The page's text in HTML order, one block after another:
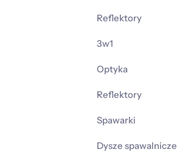
Reflektory
3w1
Optyka
Reflektory
Spawarki
Dysze spawalnicze